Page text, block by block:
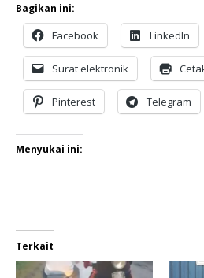
Bagikan ini:
Facebook LinkedIn
Surat elektronik
Pinterest Telegram
Menyukai ini:
Terkait